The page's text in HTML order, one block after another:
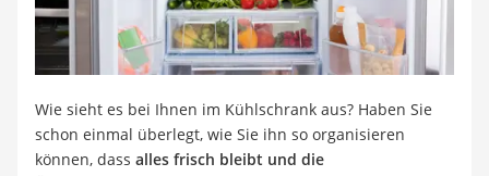
Wie sieht es bei Ihnen im Kühlschrank aus? Haben Sie
schon einmal überlegt, wie Sie ihn so organisieren
können, dass alles frisch bleibt und die